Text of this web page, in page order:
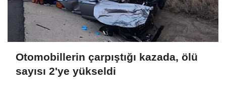
Otomobillerin çarpıştığı kazada, ölü
sayısı 2'ye yükseldi